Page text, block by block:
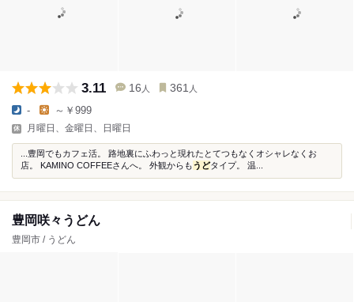
3.11 16 人 361 人
- ～￥999
月曜日、金曜日、日曜日
...豊岡でもカフェ活。 路地裏にふわっと現れたとてつもなくオシャレなくお
店。 KAMINO COFFEEさんへ。 外観からもうどタイプ。 温...
豊岡咲々うどん
豊岡市 / うどん